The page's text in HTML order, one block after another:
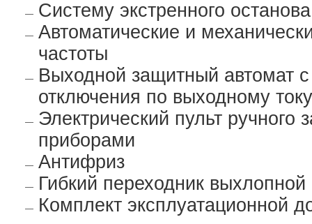
Систему экстренного
Автоматические и
частоты
Выходной защитный автомат
отключения по выходному
Электрический пульт ручного
приборами
Антифриз
Гибкий переходник
Комплект эксплуатационной